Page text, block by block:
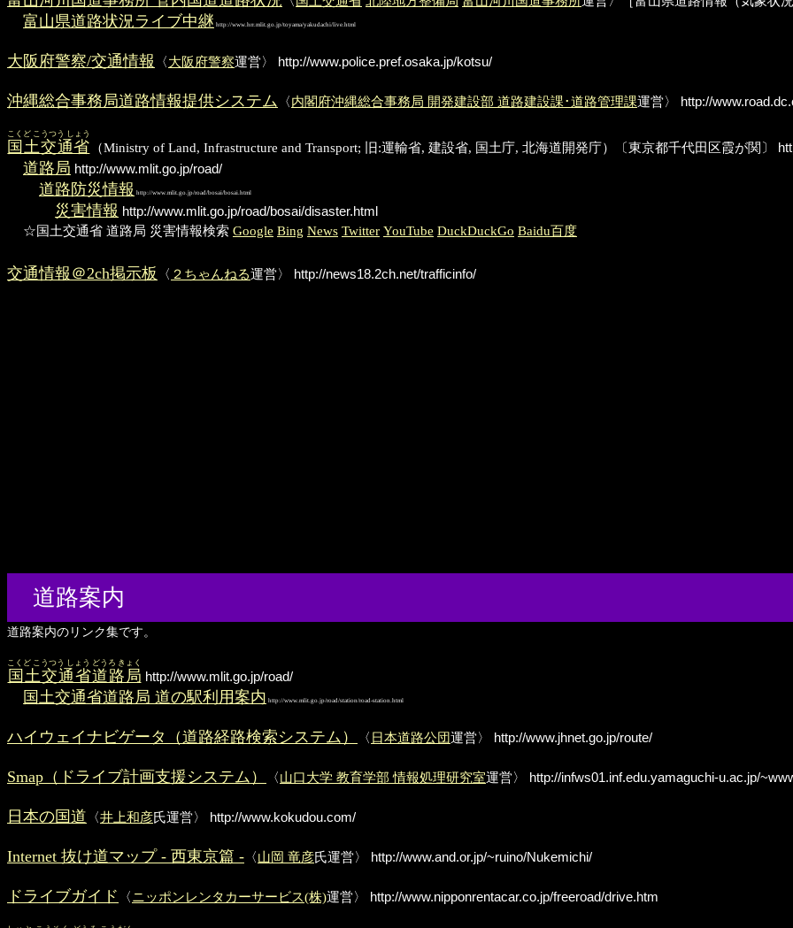
富山県道路状況ライブ中継 http://www.hrr.mlit.go.jp/toyama/yakudachi/live.html
大阪府警察/交通情報 〈大阪府警察運営〉 http://www.police.pref.osaka.jp/kotsu/
沖縄総合事務局道路情報提供システム 〈内閣府沖縄総合事務局 開発建設部 道路建設課･道路管理課運営〉 http://
国土交通省
こくど こうつう しょう
（Ministry of Land, Infrastructure and Transport; 旧:運輸省, 建設省, 国土庁, 北海道開発庁）〔東京都千代田区霞が関〕
道路局 http://www.mlit.go.jp/road/
道路防災情報 http://www.mlit.go.jp/road/bosai/bosai.html
災害情報 http://www.mlit.go.jp/road/bosai/disaster.html
☆国土交通省 道路局 災害情報検索 Google Bing News Twitter YouTube DuckDuckGo Baidu百度
交通情報＠2ch掲示板 〈 ２ちゃんねる運営〉 http://news18.2ch.net/trafficinfo/
道路案内
道路案内のリンク集です。
国土交通省道路局
こくど こうつう しょう どうろ きょく
http://www.mlit.go.jp/road/
国土交通省道路局 道の駅利用案内 http://www.mlit.go.jp/road/station/road-station.html
ハイウェイナビゲータ（道路経路検索システム） 〈 日本道路公団運営〉 http://www.jhnet.go.jp/route/
Smap（ドライブ計画支援システム） 〈山口大学 教育学部 情報処理研究室運営〉 http://infws01.inf.edu.yamaguchi-u.ac.jp/
日本の国道 〈井上和彦氏運営〉 http://www.kokudou.com/
Internet 抜け道マップ - 西東京篇 - 〈山岡 竜彦氏運営〉 http://www.and.or.jp/~ruino/Nukemichi/
ドライブガイド 〈ニッポンレンタカーサービス(株)運営〉 http://www.nipponrentacar.co.jp/freeroad/drive.htm